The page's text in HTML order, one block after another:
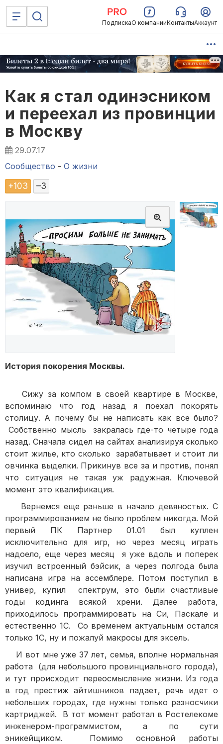
ПодпискаО компанииКонтактыАккаунт
Как я стал одинэсником
и переехал из провинции
в Москву
29.07.17
Сообщество - О жизни
+103 –3
История покорения Москвы.
Сижу за компом в своей квартире в Москве,
вспоминаю что год назад я поехал покорять
столицу. А почему бы не написать как все было?
Собственно мысль закралась где-то четыре года
назад. Сначала сидел на сайтах анализируя сколько
стоит жилье, кто сколько зарабатывает и стоит ли
овчинка выделки. Прикинув все за и против, понял
что ситуация не такая уж радужная. Ключевой
момент это квалификация.
Вернемся еще раньше в начало девяностых. С
программированием не было проблем никогда. Мой
первый ПК Партнер 01.01 был куплен
исключительно для игр, но через месяц играть
надоело, еще через месяц я уже вдоль и поперек
изучил встроенный бэйсик, а через полгода была
написана игра на ассемблере. Потом поступил в
универ, купил спектрум, это были счастливые
годы кодинга всякой хрени. Далее работа,
приходилось программировать на Си, Паскале и
естественно 1С. Со временем актуальным остался
только 1С, ну и пожалуй макросы для эксель.
И вот мне уже 37 лет, семья, вполне нормальная
работа (для небольшого провинциального города),
и тут происходит переосмысление жизни. Из года
в год престиж айтишников падает, речь идет о
небольших городах, где нужны только разносчики
картриджей. В тот момент работал в Ростелекоме
инженером-программистом, а по сути
эникейщиком. Помимо основной работы